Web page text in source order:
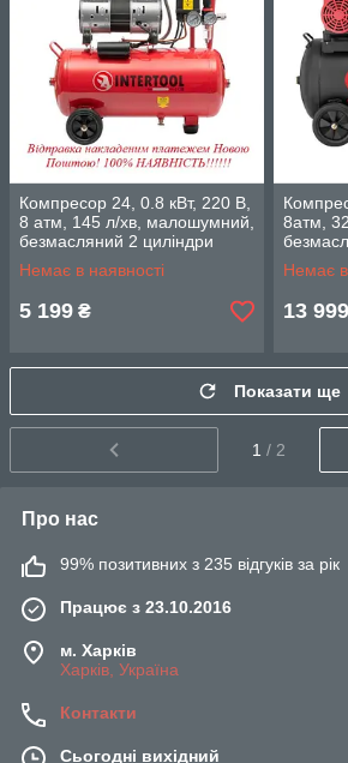
Компресор 24, 0.8 кВт, 220 В,
8 атм, 145 л/хв, малошумний,
безмасляний 2 циліндри
INTERTOOL PT-0022
Немає в наявності
5 199 ₴
8атм,
Немає в
13 999
Показати ще
1 / 2
Про нас
99% позитивних з 235 відгуків за рік
Працює з 23.10.2016
м. Харків
Харків, Україна
Контакти
Сьогодні вихідний